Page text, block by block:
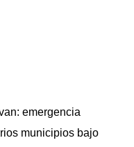
emergencia
municipios bajo